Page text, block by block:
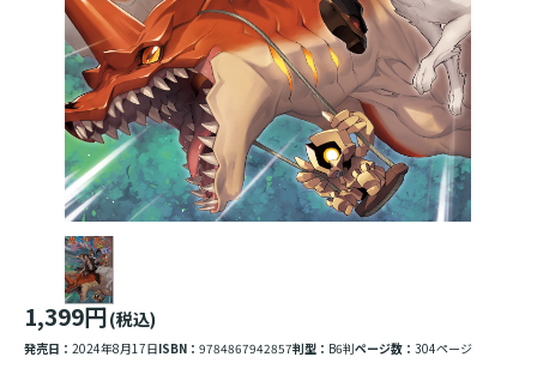
1,399円(税込)
発売日： 2024年8月17日ISBN： 9784867942857判型： B6判ページ数： 304ページ